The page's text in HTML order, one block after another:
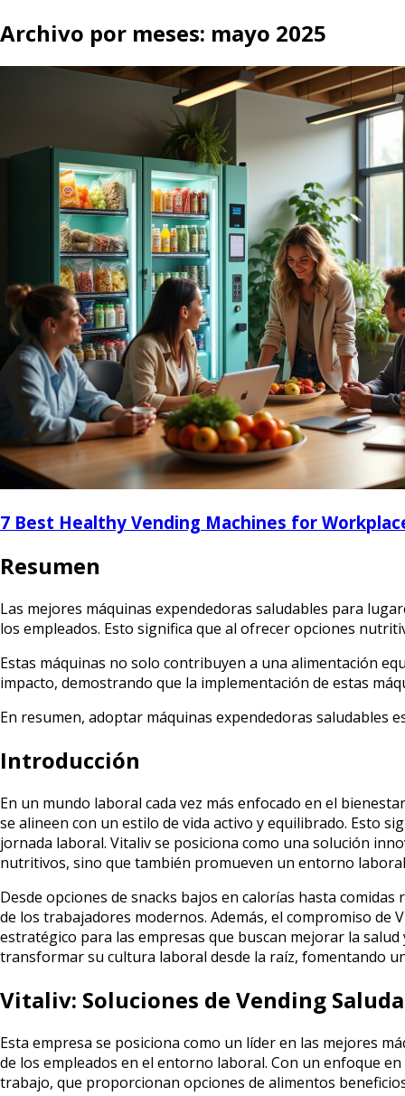
Archivo por meses: mayo 2025
7 Best Healthy Vending Machines for
Resumen
Las mejores máquinas expendedoras saludables para
los empleados. Esto significa que al ofrecer opciones
Estas máquinas no solo contribuyen a una alimentación
impacto, demostrando que la implementación de estas
En resumen, adoptar máquinas expendedoras saludables
Introducción
En un mundo laboral cada vez más enfocado en el
se alineen con un estilo de vida activo y equilibrado. Esto
jornada laboral. Vitaliv se posiciona como una solución
nutritivos, sino que también promueven un entorno
Desde opciones de snacks bajos en calorías hasta
de los trabajadores modernos. Además, el compromiso de
estratégico para las empresas que buscan mejorar la
transformar su cultura laboral desde la raíz, fomentando
Vitaliv: Soluciones de Vending
Esta empresa se posiciona como un líder en las mejores
de los empleados en el entorno laboral. Con un enfoque
trabajo, que proporcionan opciones de alimentos